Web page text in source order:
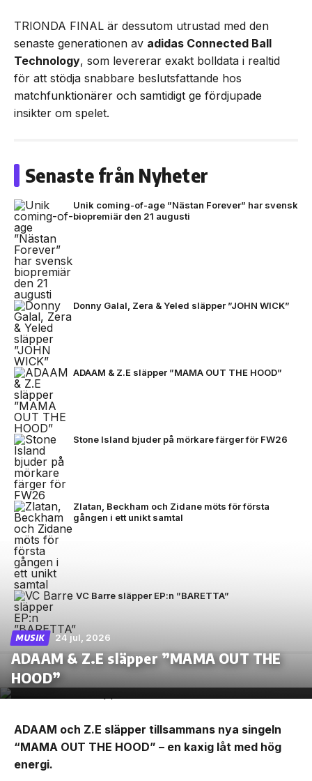
TRIONDA FINAL är dessutom utrustad med den
senaste generationen av adidas Connected Ball
Technology, som levererar exakt bolldata i realtid
för att stödja snabbare beslutsfattande hos
matchfunktionärer och samtidigt ge fördjupade
insikter om spelet.
Senaste från Nyheter
Unik coming-of-age ”Nästan Forever” har svensk
biopremiär den 21 augusti
Donny Galal, Zera & Yeled släpper ”JOHN WICK”
ADAAM & Z.E släpper ”MAMA OUT THE HOOD”
Stone Island bjuder på mörkare färger för FW26
Zlatan, Beckham och Zidane möts för första
gången i ett unikt samtal
VC Barre släpper EP:n ”BARETTA”
MUSIK 24 jul, 2026
ADAAM & Z.E släpper ”MAMA OUT THE
HOOD”
ADAAM och Z.E släpper tillsammans nya singeln
“MAMA OUT THE HOOD” – en kaxig låt med hög
energi.